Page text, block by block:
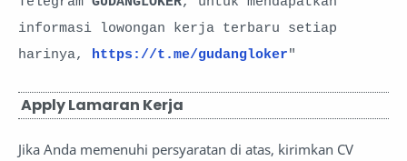
informasi lowongan kerja terbaru setiap
harinya, https://t.me/gudangloker"
Apply Lamaran Kerja
Jika Anda memenuhi persyaratan di atas, kirimkan CV